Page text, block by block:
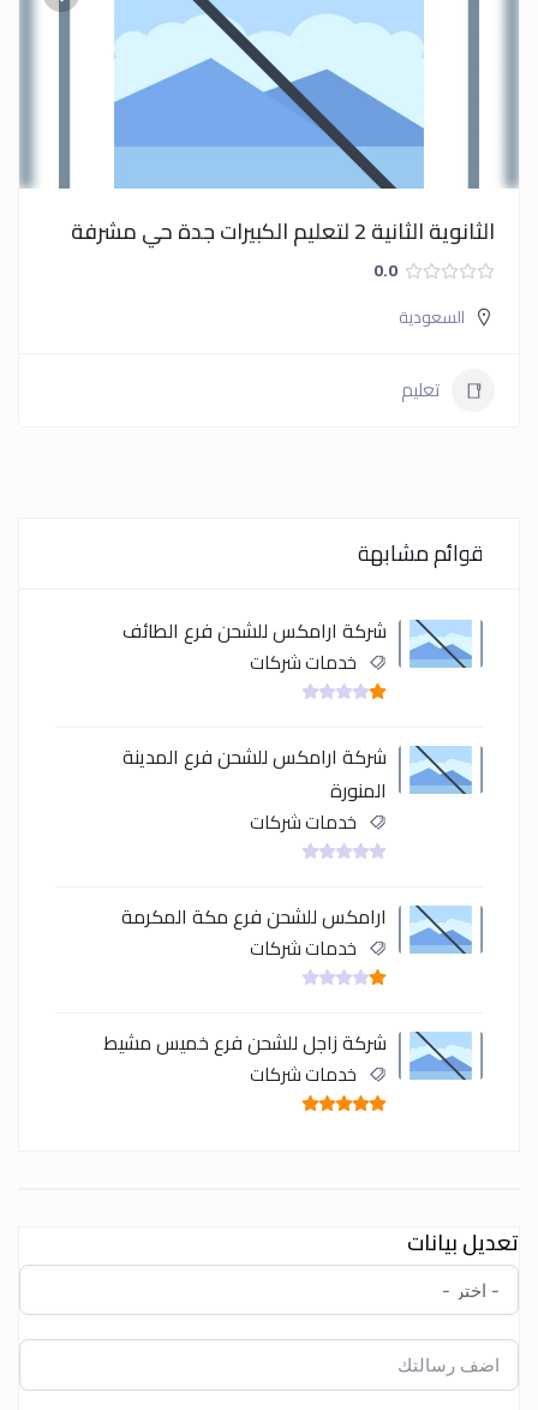
الثانوية الثانية 2 لتعليم الكبيرات جدة حي مشرفة
0.0
السعودية
تعليم
قوائم مشابهة
شركة ارامكس للشحن فرع الطائف
خدمات شركات
شركة ارامكس للشحن فرع المدينة
المنورة
خدمات شركات
ارامكس للشحن فرع مكة المكرمة
خدمات شركات
شركة زاجل للشحن فرع خميس مشيط
خدمات شركات
تعديل بيانات